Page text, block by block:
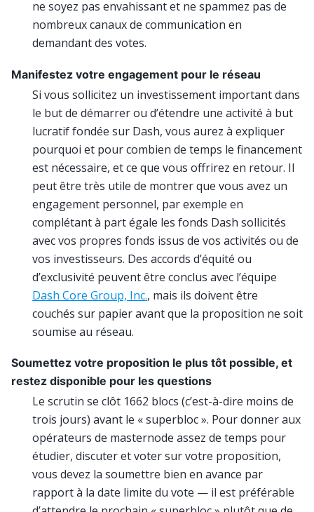
ne soyez pas envahissant et ne spammez pas de
nombreux canaux de communication en
demandant des votes.
Manifestez votre engagement pour le réseau
Si vous sollicitez un investissement important dans
le but de démarrer ou d’étendre une activité à but
lucratif fondée sur Dash, vous aurez à expliquer
pourquoi et pour combien de temps le financement
est nécessaire, et ce que vous offrirez en retour. Il
peut être très utile de montrer que vous avez un
engagement personnel, par exemple en
complétant à part égale les fonds Dash sollicités
avec vos propres fonds issus de vos activités ou de
vos investisseurs. Des accords d’équité ou
d’exclusivité peuvent être conclus avec l’équipe
Dash Core Group, Inc., mais ils doivent être
couchés sur papier avant que la proposition ne soit
soumise au réseau.
Soumettez votre proposition le plus tôt possible, et
restez disponible pour les questions
Le scrutin se clôt 1662 blocs (c’est-à-dire moins de
trois jours) avant le « superbloc ». Pour donner aux
opérateurs de masternode assez de temps pour
étudier, discuter et voter sur votre proposition,
vous devez la soumettre bien en avance par
rapport à la date limite du vote — il est préférable